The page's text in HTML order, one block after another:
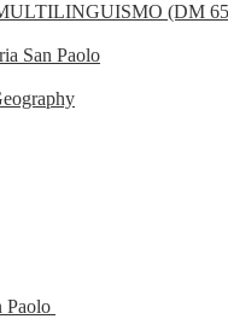
(DM
San Paolo
Paolo